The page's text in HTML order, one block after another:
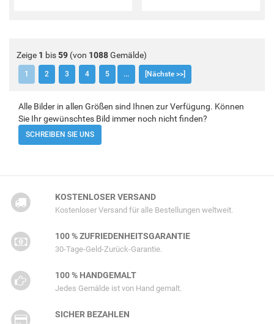
Zeige 1 bis59 (von 1088Gemälde)
1 2 3 4 5 ... [Nächste >>]
Alle Bilder in allen Größen sind Ihnen zur Verfügung. Können
Sie Ihr gewünschtes Bild immer noch nicht finden?
SCHREIBEN SIE UNS
KOSTENLOSER VERSAND
Kostenloser Versand für alle Bestellungen weltweit.
100 % ZUFRIEDENHEITSGARANTIE
30-Tage-Geld-Zurück-Garantie.
100 % HANDGEMALT
Jedes Gemälde ist von Hand gemalt.
SICHER BEZAHLEN